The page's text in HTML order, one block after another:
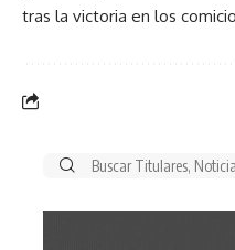
tras la victoria en los
Buscar